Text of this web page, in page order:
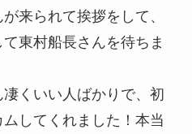
来られて挨拶をして、
東村船長さんを待ちま
くいい人ばかりで、初
してくれました！本当